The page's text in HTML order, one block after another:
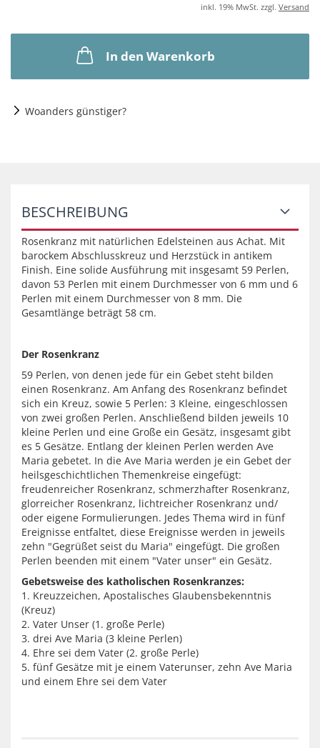
inkl. 19% MwSt. zzgl. Versand
In den Warenkorb
Woanders günstiger?
BESCHREIBUNG
Rosenkranz mit natürlichen Edelsteinen aus Achat. Mit
barockem Abschlusskreuz und Herzstück in antikem
Finish. Eine solide Ausführung mit insgesamt 59 Perlen,
davon 53 Perlen mit einem Durchmesser von 6 mm und 6
Perlen mit einem Durchmesser von 8 mm. Die
Gesamtlänge beträgt 58 cm.
Der Rosenkranz
59 Perlen, von denen jede für ein Gebet steht bilden
einen Rosenkranz. Am Anfang des Rosenkranz befindet
sich ein Kreuz, sowie 5 Perlen: 3 Kleine, eingeschlossen
von zwei großen Perlen. Anschließend bilden jeweils 10
kleine Perlen und eine Große ein Gesätz, insgesamt gibt
es 5 Gesätze. Entlang der kleinen Perlen werden Ave
Maria gebetet. In die Ave Maria werden je ein Gebet der
heilsgeschichtlichen Themenkreise eingefügt:
freudenreicher Rosenkranz, schmerzhafter Rosenkranz,
glorreicher Rosenkranz, lichtreicher Rosenkranz und/
oder eigene Formulierungen. Jedes Thema wird in fünf
Ereignisse entfaltet, diese Ereignisse werden in jeweils
zehn "Gegrüßet seist du Maria" eingefügt. Die großen
Perlen beenden mit einem "Vater unser" ein Gesätz.
Gebetsweise des katholischen Rosenkranzes:
1. Kreuzzeichen, Apostalisches Glaubensbekenntnis
(Kreuz)
2. Vater Unser (1. große Perle)
3. drei Ave Maria (3 kleine Perlen)
4. Ehre sei dem Vater (2. große Perle)
5. fünf Gesätze mit je einem Vaterunser, zehn Ave Maria
und einem Ehre sei dem Vater